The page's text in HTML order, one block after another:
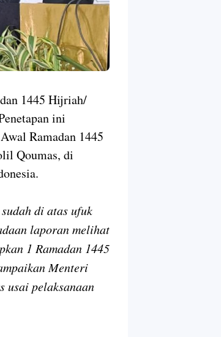
1445 Hijriah/
ini
Ramadan 1445
Qoumas, di
di atas ufuk
laporan melihat
1 Ramadan 1445
Menteri
usai pelaksanaan